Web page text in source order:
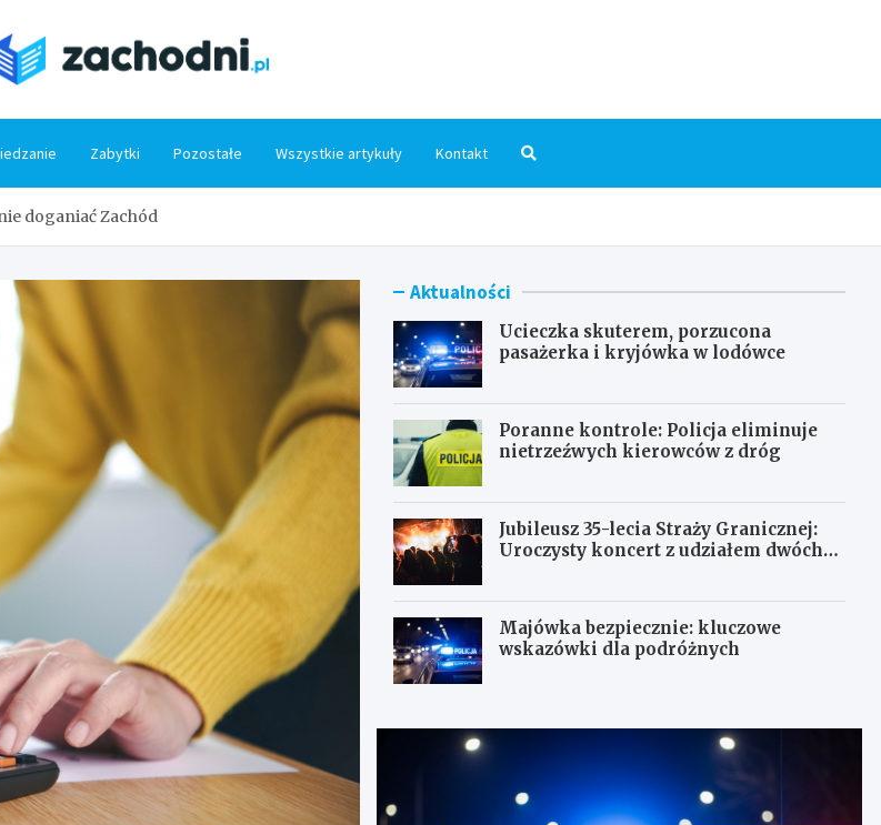
Zabytki Pozostałe Wszystkie artykuły Kontakt
doganiać Zachód
Aktualności
Ucieczka skuterem, porzucona
pasażerka i kryjówka w lodówce
Poranne kontrole: Policja eliminuje
nietrzeźwych kierowców z dróg
Jubileusz 35-lecia Straży Granicznej:
Uroczysty koncert z udziałem dwóch
Majówka bezpiecznie: kluczowe
wskazówki dla podróżnych